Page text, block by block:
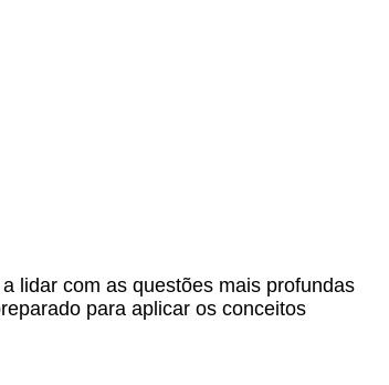
lidar com as questões mais profundas
para aplicar os conceitos